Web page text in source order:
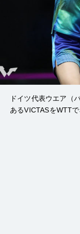
ドイツ代表ウエア（
あるVICTASをWTT